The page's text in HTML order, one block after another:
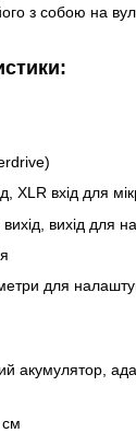
з собою на
XLR вхід для
вихід для
для
акумулятор,
см